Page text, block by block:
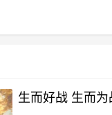
生而好战 生而